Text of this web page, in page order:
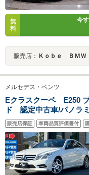
無
料
今
販売店： Ｋｏｂｅ ＢＭＷ ＢＭ
メルセデス・ベンツ
Eクラスクーペ E250
ド 認定中古車/パノラ
ーシート/純正ナビ/ター
セグTV/メモリーシート/
チAW/HIDヘッドライト
販売店保証 車両品質評価書付